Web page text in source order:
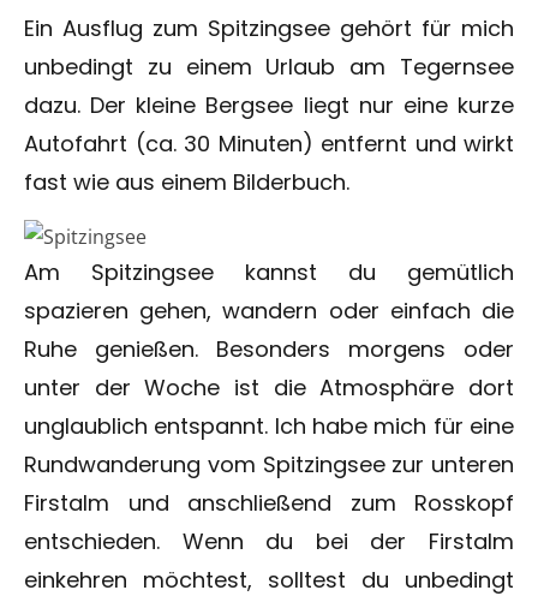
Ein Ausflug zum Spitzingsee gehört für mich
unbedingt zu einem Urlaub am Tegernsee
dazu. Der kleine Bergsee liegt nur eine kurze
Autofahrt (ca. 30 Minuten) entfernt und wirkt
fast wie aus einem Bilderbuch.
Am Spitzingsee kannst du gemütlich
spazieren gehen, wandern oder einfach die
Ruhe genießen. Besonders morgens oder
unter der Woche ist die Atmosphäre dort
unglaublich entspannt. Ich habe mich für eine
Rundwanderung vom Spitzingsee zur unteren
Firstalm und anschließend zum Rosskopf
entschieden. Wenn du bei der Firstalm
einkehren möchtest, solltest du unbedingt